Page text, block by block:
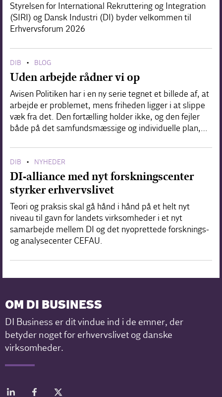
Styrelsen for International Rekruttering og Integration
(SIRI) og Dansk Industri (DI) byder velkommen til
Erhvervsforum 2026
DIB • BLOG
Uden arbejde rådner vi op
Avisen Politiken har i en ny serie tegnet et billede af, at
arbejde er problemet, mens friheden ligger i at slippe
væk fra det. Den fortælling holder ikke, og den fejler
både på det samfundsmæssige og individuelle plan,…
DIB • NYHEDER
DI-alliance med nyt forskningscenter
styrker erhvervslivet
Teori og praksis skal gå hånd i hånd på et helt nyt
niveau til gavn for landets virksomheder i et nyt
samarbejde mellem DI og det nyoprettede forsknings-
og analysecenter CEFAU.
OM DI BUSINESS
DI Business er dit vindue ind i de emner, der
betyder noget for erhvervslivet og danske
virksomheder.